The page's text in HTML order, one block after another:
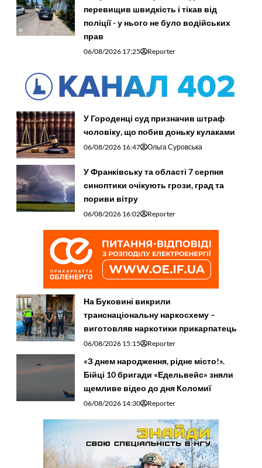
перевищив швидкість і тікав від
поліції - у нього не було водійських
прав
06/08/2026 17:25 Reporter
У Городенці суд призначив штраф
чоловіку, що побив доньку кулаками
06/08/2026 16:47 Ольга Суровська
У Франківську та області 7 серпня
синоптики очікують грози, град та
пориви вітру
06/08/2026 16:02 Reporter
На Буковині викрили
транснаціональну наркосхему –
виготовляв наркотики прикарпатець
06/08/2026 15:15 Reporter
«З днем народження, рідне місто!».
Бійці 10 бригади «Едельвейс» зняли
щемливе відео до дня Коломиї
06/08/2026 14:30 Reporter